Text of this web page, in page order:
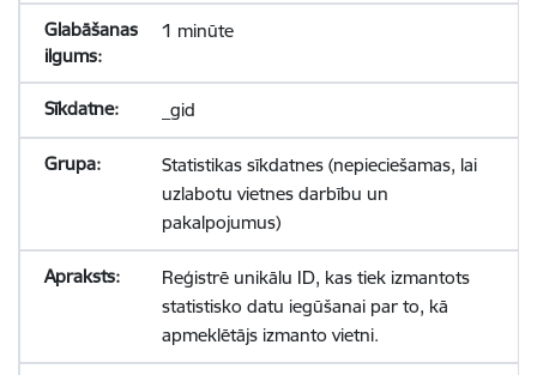
1 minūte
_gid
Statistikas sīkdatnes (nepieciešamas, lai
uzlabotu vietnes darbību un
pakalpojumus)
Reģistrē unikālu ID, kas tiek izmantots
statistisko datu iegūšanai par to, kā
apmeklētājs izmanto vietni.